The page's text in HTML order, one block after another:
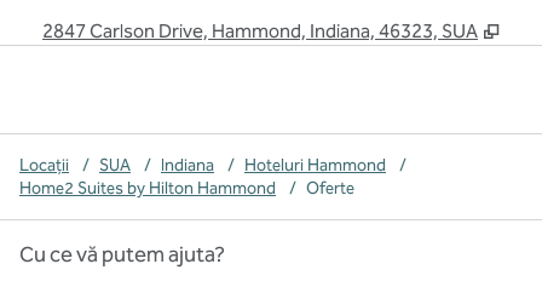
2847 Carlson Drive, Hammond, Indiana, 46323, SUA ,
Locații / SUA / Indiana / Hoteluri Hammond
/
Home2 Suites by Hilton Hammond
/ Oferte
Cu ce vă putem ajuta?